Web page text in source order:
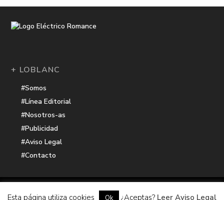
+ LOBLANC
#Somos
#Línea Editorial
#Nosotros-as
#Publicidad
#Aviso Legal
#Contacto
Electrico Romance
Esta página utiliza cookies Ok ¿Aceptas? Leer Aviso Legal